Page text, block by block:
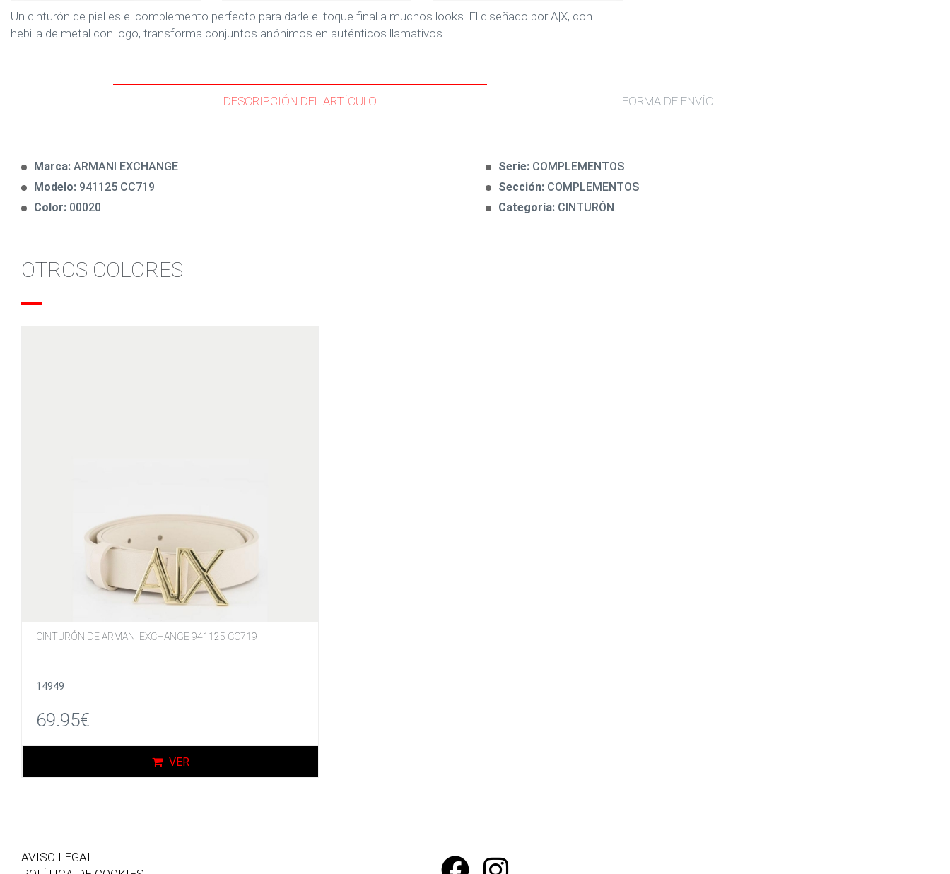
Un cinturón de piel es el complemento perfecto para darle el toque final a muchos looks. El diseñado por A|X, con
hebilla de metal con logo, transforma conjuntos anónimos en auténticos llamativos.
DESCRIPCIÓN DEL ARTÍCULO FORMA DE ENVÍO
Marca: ARMANI EXCHANGE
Modelo: 941125 CC719
Color: 00020
Serie: COMPLEMENTOS
Sección: COMPLEMENTOS
Categoría: CINTURÓN
OTROS COLORES
CINTURÓN DE ARMANI EXCHANGE 941125 CC719
14949
69.95€
VER
AVISO LEGAL